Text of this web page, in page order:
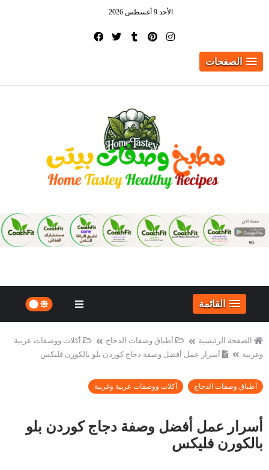
الأحد 9 أغسطس 2026
الصفحات
القائمة
الصفحة الرئيسية أطباق وصفات الدجاج
أكلات ووصفات عربية
وغربية
أسرار عمل أفضل وصفة دجاج كوردن بلو بالكورن فليكس
أطباق وصفات الدجاج أكلات ووصفات عربية وغربية
أسرار عمل أفضل وصفة دجاج كوردن بلو
بالكورن فليكس